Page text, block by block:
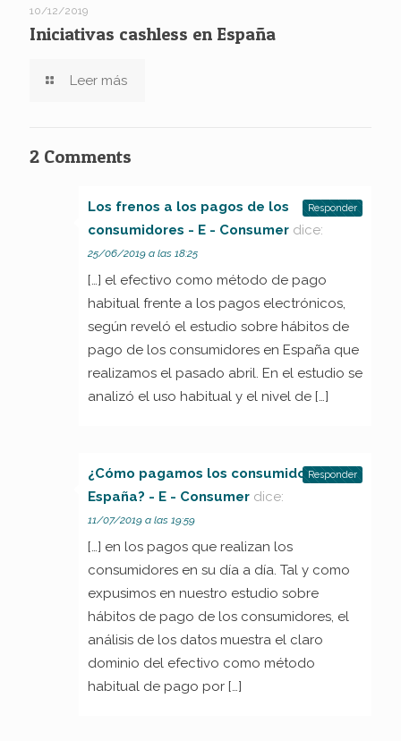
10/12/2019
Iniciativas cashless en España
Leer más
2 Comments
Los frenos a los pagos de los
consumidores - E - Consumer dice:
25/06/2019 a las 18:25
[…] el efectivo como método de pago
habitual frente a los pagos electrónicos,
según reveló el estudio sobre hábitos de
pago de los consumidores en España que
realizamos el pasado abril. En el estudio se
analizó el uso habitual y el nivel de […]
Responder
¿Cómo pagamos los consumidores en
España? - E - Consumer dice:
11/07/2019 a las 19:59
[…] en los pagos que realizan los
consumidores en su día a día. Tal y como
expusimos en nuestro estudio sobre
hábitos de pago de los consumidores, el
análisis de los datos muestra el claro
dominio del efectivo como método
habitual de pago por […]
Responder